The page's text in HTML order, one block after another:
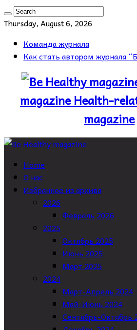
Thursday, August 6, 2026
Команда журнала
Как стать автором журнала
magazine Health-
magazine
Home
О нас
Избранное из архива
2026
Февраль 2026
2025
Октябрь 2025
Июнь 2025
Март 2025
2024
Март-Апрель 2024
Май-Июнь 2024
Сентябрь-Октябрь